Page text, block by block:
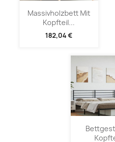
Massivholzbett Mit
Kopfteil...
182,04 €